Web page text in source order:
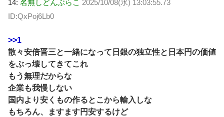
14: 名無しどんぶらこ 2025/10/08(水) 13:03:55.73
ID:QxPoj6Lb0
>>1
散々安倍晋三と一緒になって日銀の独立性と日本円の価値
をぶっ壊してきてこれ
もう無理だからな
企業も我慢しない
国内より安くもの作るとこから輸入しな
もちろん、ますます円安するけど